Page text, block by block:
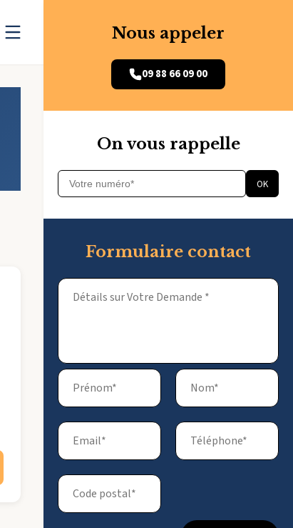
Nous appeler
09 88 66 09 00
On vous rappelle
OK
Formulaire contact